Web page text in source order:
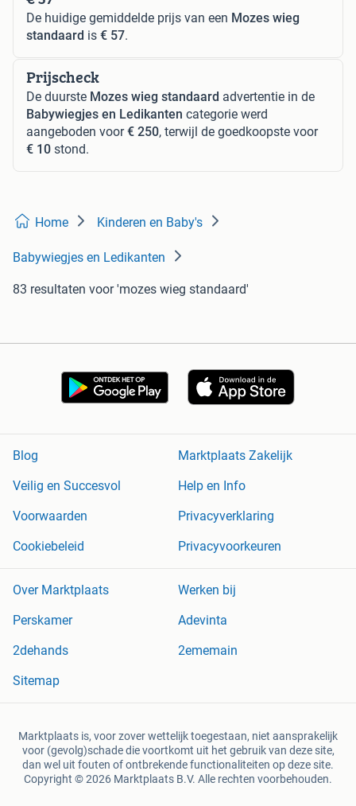
De huidige gemiddelde prijs van een Mozes wieg
standaard is € 57.
Prijscheck
De duurste Mozes wieg standaard advertentie in de
Babywiegjes en Ledikanten categorie werd
aangeboden voor€ 250, terwijl de goedkoopste voor
€ 10 stond.
Home Kinderen en Baby's
Babywiegjes en Ledikanten
83 resultaten voor 'mozes wieg standaard'
Blog
Marktplaats Zakelijk
Veilig en Succesvol
Help en Info
Voorwaarden
Privacyverklaring
Cookiebeleid
Privacyvoorkeuren
Over Marktplaats
Werken bij
Perskamer
Adevinta
2dehands
2ememain
Sitemap
Marktplaats is, voor zover wettelijk toegestaan, niet aansprakelijk
voor (gevolg)schade die voortkomt uit het gebruik van deze site,
dan wel uit fouten of ontbrekende functionaliteiten op deze site.
Copyright © 2026 Marktplaats B.V. Alle rechten voorbehouden.